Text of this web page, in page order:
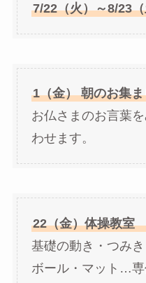
7/22（火）～8/23
1（金） 朝のお集
お仏さまのお言葉
わせます。
22（金）体操教室
基礎の動き・つみ
ボール・マット…